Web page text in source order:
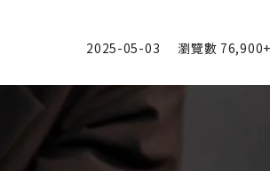
2025-05-03 瀏覽數 76,900+